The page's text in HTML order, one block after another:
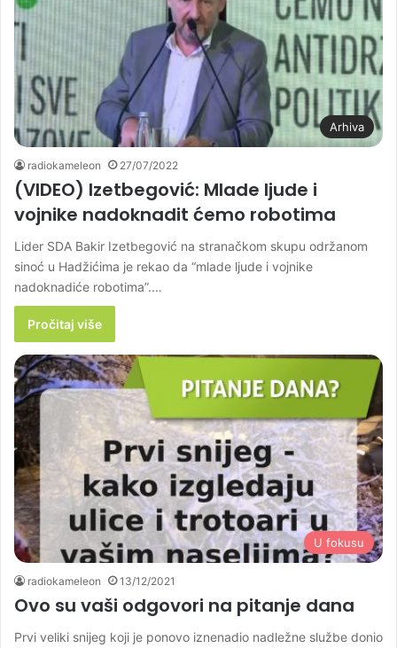
Arhiva
radiokameleon 27/07/2022
(VIDEO) Izetbegović: Mlade ljude i
vojnike nadoknadit ćemo robotima
Lider SDA Bakir Izetbegović na stranačkom skupu održanom
sinoć u Hadžićima je rekao da “mlade ljude i vojnike
nadoknadiće robotima”.…
Pročitaj više
U fokusu
radiokameleon 13/12/2021
Ovo su vaši odgovori na pitanje dana
Prvi veliki snijeg koji je ponovo iznenadio nadležne službe donio